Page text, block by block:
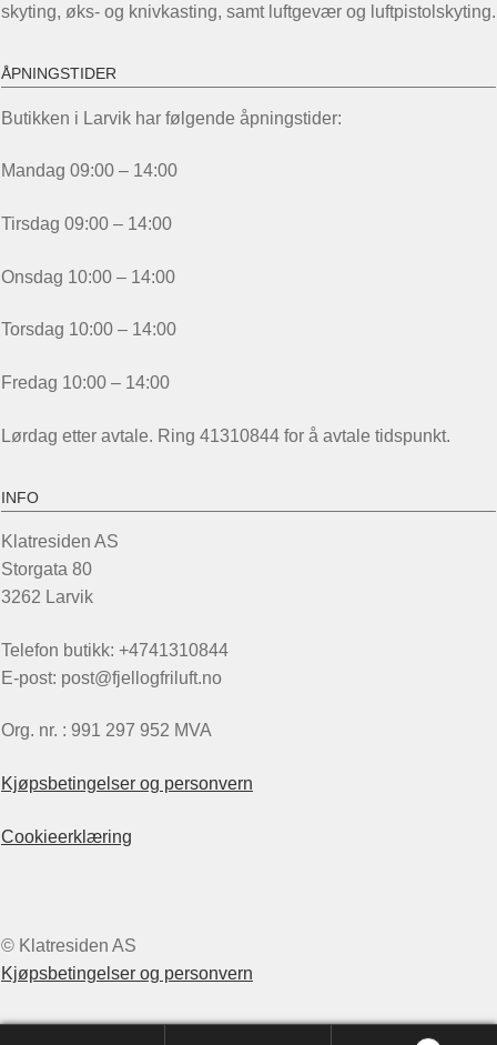
skyting, øks- og knivkasting, samt luftgevær og luftpistolskyting.
ÅPNINGSTIDER
Butikken i Larvik har følgende åpningstider:
Mandag 09:00 – 14:00
Tirsdag 09:00 – 14:00
Onsdag 10:00 – 14:00
Torsdag 10:00 – 14:00
Fredag 10:00 – 14:00
Lørdag etter avtale. Ring 41310844 for å avtale tidspunkt.
INFO
Klatresiden AS
Storgata 80
3262 Larvik
Telefon butikk: +4741310844
E-post: post@fjellogfriluft.no
Org. nr. : 991 297 952 MVA
Kjøpsbetingelser og personvern
Cookieerklæring
© Klatresiden AS
Kjøpsbetingelser og personvern